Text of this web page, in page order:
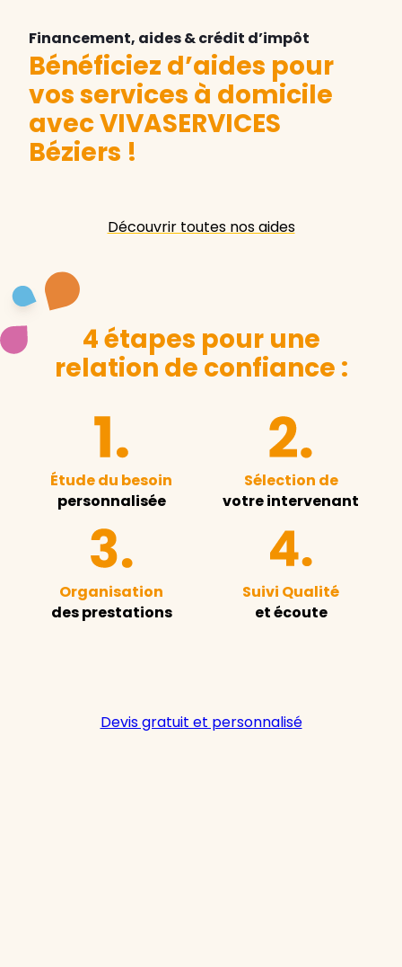
Financement, aides & crédit d’impôt
Bénéficiez d’aides pour
vos services à domicile
avec VIVASERVICES
Béziers !
Découvrir toutes nos aides
4 étapes pour une
relation de confiance :
Étude du besoin
personnalisée
Sélection de
votre intervenant
Organisation
des prestations
Suivi Qualité
et écoute
Devis gratuit et personnalisé